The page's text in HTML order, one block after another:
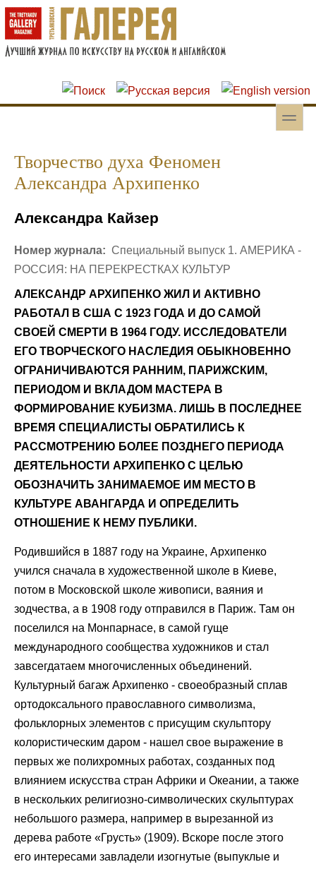
Перейти к основному содержанию
Skip to search
toggle
Творчество духа Феномен
Александра Архипенко
Александра Кайзер
Номер журнала: Специальный выпуск 1. АМЕРИКА -
РОССИЯ: НА ПЕРЕКРЕСТКАХ КУЛЬТУР
АЛЕКСАНДР АРХИПЕНКО ЖИЛ И АКТИВНО
РАБОТАЛ В США С 1923 ГОДА И ДО САМОЙ
СВОЕЙ СМЕРТИ В 1964 ГОДУ. ИССЛЕДОВАТЕЛИ
ЕГО ТВОРЧЕСКОГО НАСЛЕДИЯ ОБЫКНОВЕННО
ОГРАНИЧИВАЮТСЯ РАННИМ, ПАРИЖСКИМ,
ПЕРИОДОМ И ВКЛАДОМ МАСТЕРА В
ФОРМИРОВАНИЕ КУБИЗМА. ЛИШЬ В ПОСЛЕДНЕЕ
ВРЕМЯ СПЕЦИАЛИСТЫ ОБРАТИЛИСЬ К
РАССМОТРЕНИЮ БОЛЕЕ ПОЗДНЕГО ПЕРИОДА
ДЕЯТЕЛЬНОСТИ АРХИПЕНКО С ЦЕЛЬЮ
ОБОЗНАЧИТЬ ЗАНИМАЕМОЕ ИМ МЕСТО В
КУЛЬТУРЕ АВАНГАРДА И ОПРЕДЕЛИТЬ
ОТНОШЕНИЕ К НЕМУ ПУБЛИКИ.
Родившийся в 1887 году на Украине, Архипенко
учился сначала в художественной школе в Киеве,
потом в Московской школе живописи, ваяния и
зодчества, а в 1908 году отправился в Париж. Там он
поселился на Монпарнасе, в самой гуще
международного сообщества художников и стал
завсегдатаем многочисленных объединений.
Культурный багаж Архипенко - своеобразный сплав
ортодоксального православного символизма,
фольклорных элементов с присущим скульптору
колористическим даром - нашел свое выражение в
первых же полихромных работах, созданных под
влиянием искусства стран Африки и Океании, а также
в нескольких религиозно-символических скульптурах
небольшого размера, например в вырезанной из
дерева работе «Грусть» (1909). Вскоре после этого
его интересами завладели изогнутые (выпуклые и